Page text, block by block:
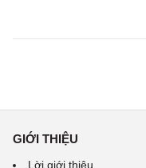
GIỚI THIỆU
Lời giới thiệu